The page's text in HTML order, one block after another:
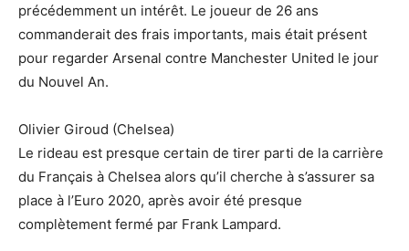
précédemment un intérêt. Le joueur de 26 ans
commanderait des frais importants, mais était présent
pour regarder Arsenal contre Manchester United le jour
du Nouvel An.
Olivier Giroud (Chelsea)
Le rideau est presque certain de tirer parti de la carrière
du Français à Chelsea alors qu’il cherche à s’assurer sa
place à l’Euro 2020, après avoir été presque
complètement fermé par Frank Lampard.